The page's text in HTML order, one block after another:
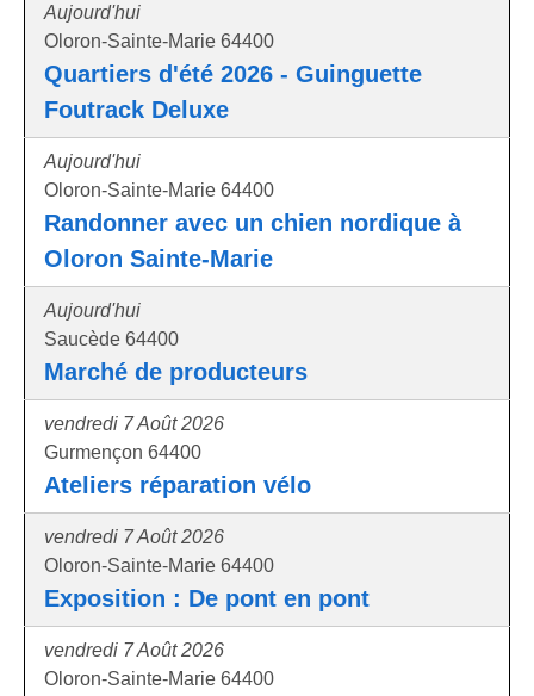
Aujourd'hui
Oloron-Sainte-Marie 64400
Quartiers d'été 2026 - Guinguette
Foutrack Deluxe
Aujourd'hui
Oloron-Sainte-Marie 64400
Randonner avec un chien nordique à
Oloron Sainte-Marie
Aujourd'hui
Saucède 64400
Marché de producteurs
vendredi 7 Août 2026
Gurmençon 64400
Ateliers réparation vélo
vendredi 7 Août 2026
Oloron-Sainte-Marie 64400
Exposition : De pont en pont
vendredi 7 Août 2026
Oloron-Sainte-Marie 64400